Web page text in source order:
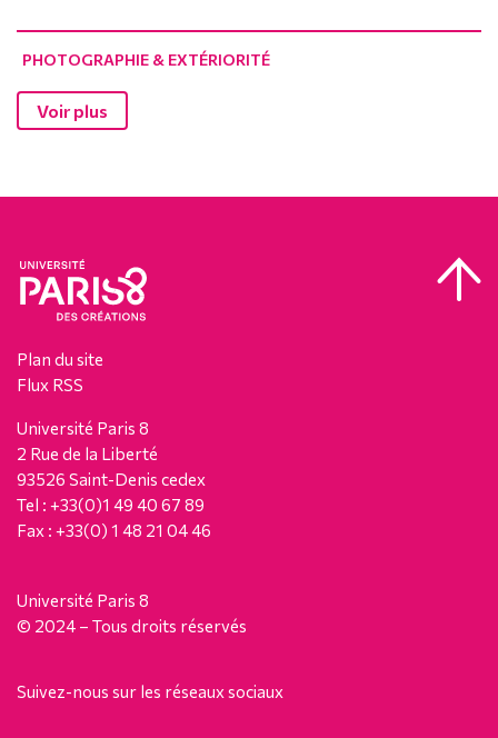
PHOTOGRAPHIE & EXTÉRIORITÉ
Voir plus
Plan du site
Flux RSS
Université Paris 8
2 Rue de la Liberté
93526 Saint-Denis cedex
Tel : +33(0)1 49 40 67 89
Fax : +33(0) 1 48 21 04 46
Université Paris 8
© 2024 – Tous droits réservés
Suivez-nous sur les réseaux sociaux